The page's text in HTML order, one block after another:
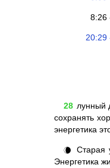
8:26
20:29
28 лунный
сохранять
энергетика
🌘
Старая
Энергетика